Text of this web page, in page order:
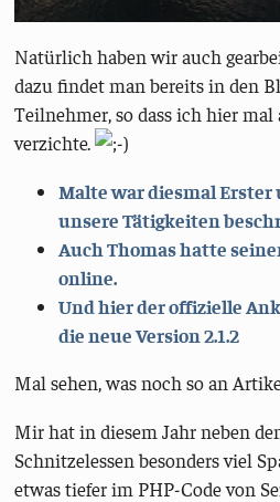
Natürlich haben wir auch
dazu findet man bereits in den
Teilnehmer, so dass ich hier
verzichte.
Malte war diesmal
unsere Tätigkeiten
Auch Thomas hatte
online.
Und hier der offizielle
die neue Version 2.1.2
Mal sehen, was noch so an
Mir hat in diesem Jahr neben
Schnitzelessen besonders viel
etwas tiefer im PHP-Code von